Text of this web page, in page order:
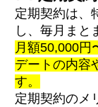
定期契約は、
し、毎月まと
月額50,000円
デートの内容
す。
定期契約のメ